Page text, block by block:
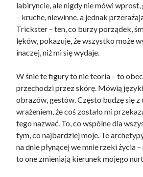
labiryncie, ale nigdy nie mówi wprost,
– kruche, niewinne, a jednak
Trickster – ten, co burzy porządek,
lęków, pokazuje, że wszystko może
inaczej, niż mi się wydaje.
W śnie te figury to nie teoria – to
przechodzi przez skórę. Mówią
obrazów, gestów. Często budzę się z
wrażeniem, że coś zostało mi
tego nazwać. To, co wspólne dla
tym, co najbardziej moje. Te
na dnie płynącej we mnie rzeki życia
to one zmieniają kierunek mojego